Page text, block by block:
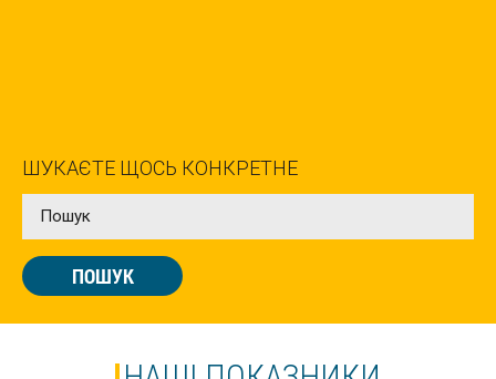
ЛІТНІ КАНІКУЛИ В БАТІ
Літо
ВАЛЛЕТТА | CAVENDISH SCHOOL
ШУКАЄТЕ ЩОСЬ КОНКРЕТНЕ
ПОШУК